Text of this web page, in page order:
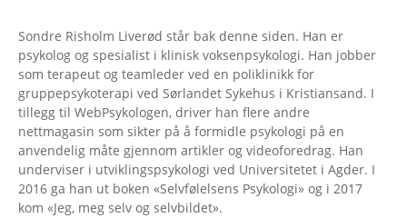
Sondre Risholm Liverød står bak denne siden. Han er
psykolog og spesialist i klinisk voksenpsykologi. Han jobber
som terapeut og teamleder ved en poliklinikk for
gruppepsykoterapi ved Sørlandet Sykehus i Kristiansand. I
tillegg til WebPsykologen, driver han flere andre
nettmagasin som sikter på å formidle psykologi på en
anvendelig måte gjennom artikler og videoforedrag. Han
underviser i utviklingspsykologi ved Universitetet i Agder. I
2016 ga han ut boken «Selvfølelsens Psykologi» og i 2017
kom «Jeg, meg selv og selvbildet».